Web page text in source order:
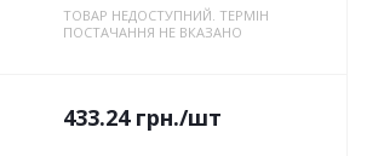
ТОВАР НЕДОСТУПНИЙ. ТЕРМІН
ПОСТАЧАННЯ НЕ ВКАЗАНО
433.24грн./шт